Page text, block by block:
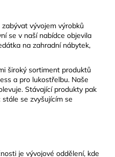
vývojem výrobků
se v naší nabídce objevila
na zahradní nábytek,
široký sortiment produktů
a pro lukostřelbu. Naše
Stávající produkty pak
se zvyšujícím se
je vývojové oddělení, kde